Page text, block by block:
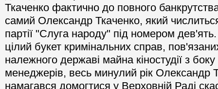
Ми вже зверталися до Вас з приводу
доведеної її приватним співвласником
Ткаченко фактично до повного
самий Олександр Ткаченко, який
партії "Слуга народу" під номером
цілий букет кримінальних справ,
належного державі майна кіностудії з